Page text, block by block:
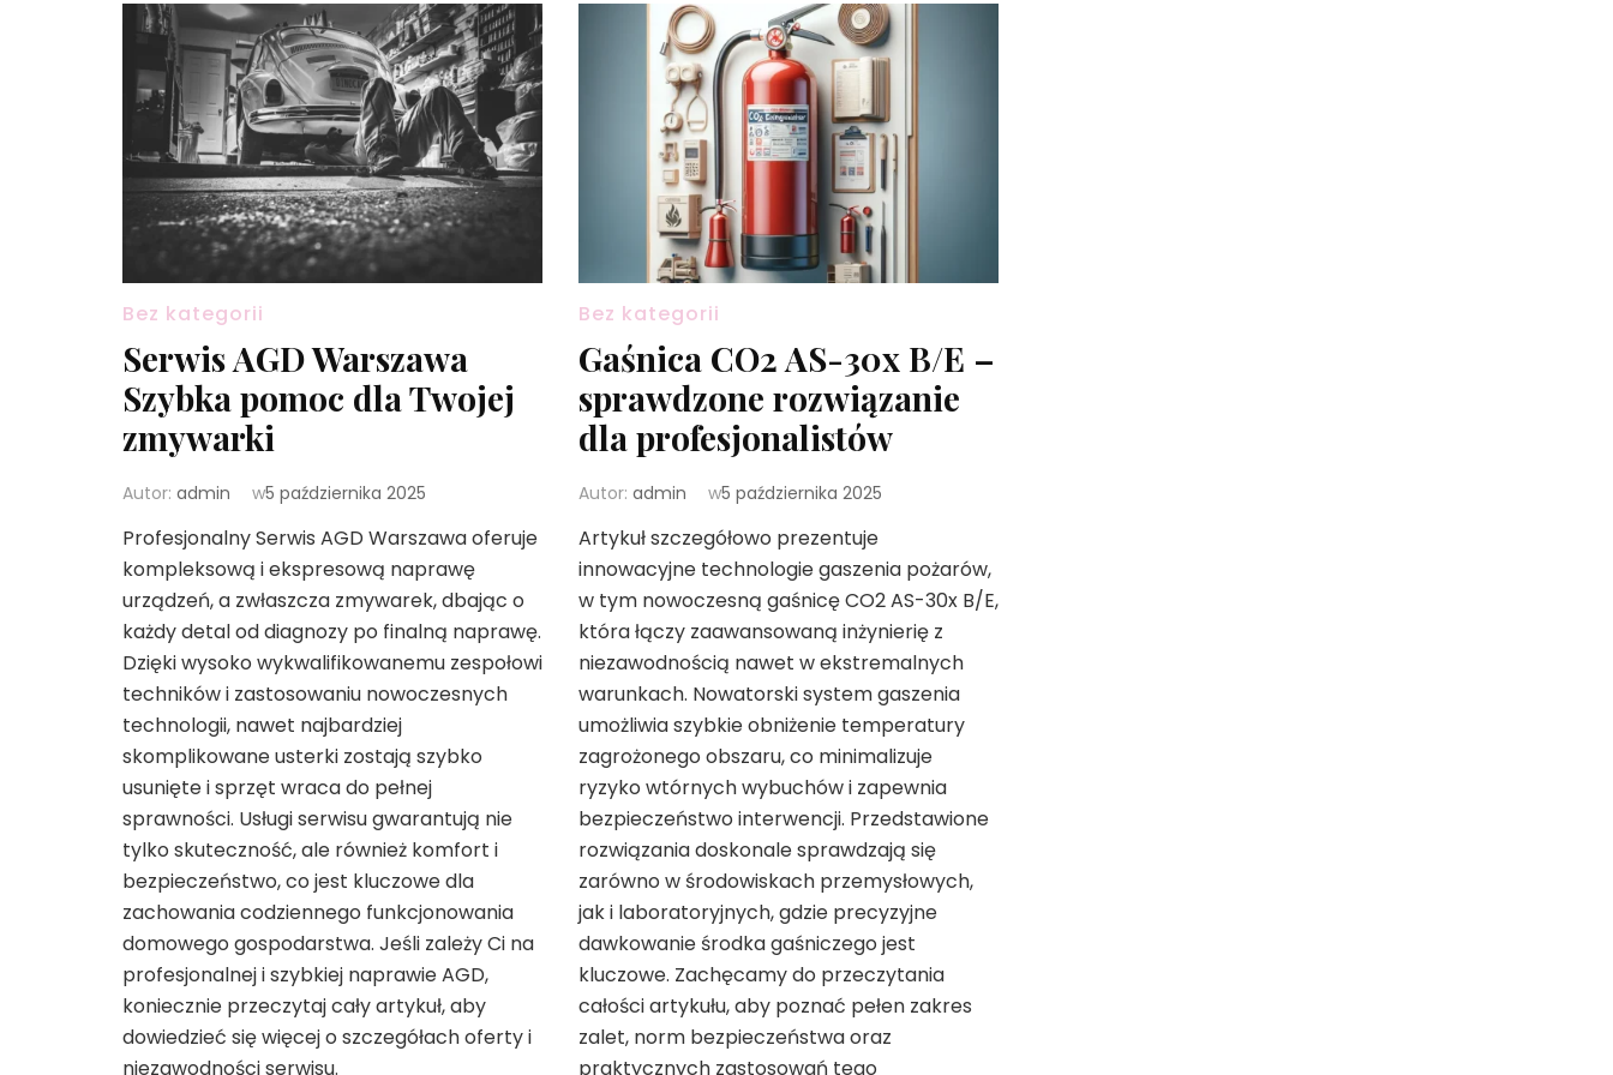
Bez kategorii
Serwis AGD Warszawa
Szybka pomoc dla Twojej
zmywarki
Autor: admin w5 października 2025
Profesjonalny Serwis AGD Warszawa oferuje
kompleksową i ekspresową naprawę
urządzeń, a zwłaszcza zmywarek, dbając o
każdy detal od diagnozy po finalną naprawę.
Dzięki wysoko wykwalifikowanemu zespołowi
techników i zastosowaniu nowoczesnych
technologii, nawet najbardziej
skomplikowane usterki zostają szybko
usunięte i sprzęt wraca do pełnej
sprawności. Usługi serwisu gwarantują nie
tylko skuteczność, ale również komfort i
bezpieczeństwo, co jest kluczowe dla
zachowania codziennego funkcjonowania
domowego gospodarstwa. Jeśli zależy Ci na
profesjonalnej i szybkiej naprawie AGD,
koniecznie przeczytaj cały artykuł, aby
dowiedzieć się więcej o szczegółach oferty i
niezawodności serwisu.
Bez kategorii
Gaśnica CO2 AS-30x B/E –
sprawdzone rozwiązanie
dla profesjonalistów
Autor: admin w5 października 2025
Artykuł szczegółowo prezentuje
innowacyjne technologie gaszenia pożarów,
w tym nowoczesną gaśnicę CO2 AS-30x B/E,
która łączy zaawansowaną inżynierię z
niezawodnością nawet w ekstremalnych
warunkach. Nowatorski system gaszenia
umożliwia szybkie obniżenie temperatury
zagrożonego obszaru, co minimalizuje
ryzyko wtórnych wybuchów i zapewnia
bezpieczeństwo interwencji. Przedstawione
rozwiązania doskonale sprawdzają się
zarówno w środowiskach przemysłowych,
jak i laboratoryjnych, gdzie precyzyjne
dawkowanie środka gaśniczego jest
kluczowe. Zachęcamy do przeczytania
całości artykułu, aby poznać pełen zakres
zalet, norm bezpieczeństwa oraz
praktycznych zastosowań tego